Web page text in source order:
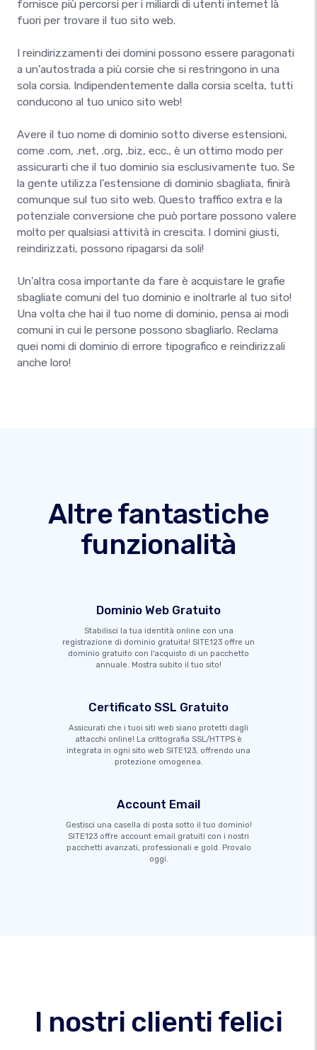
fornisce più percorsi per i miliardi di utenti internet là
fuori per trovare il tuo sito web.
I reindirizzamenti dei domini possono essere paragonati
a un'autostrada a più corsie che si restringono in una
sola corsia. Indipendentemente dalla corsia scelta, tutti
conducono al tuo unico sito web!
Avere il tuo nome di dominio sotto diverse estensioni,
come .com, .net, .org, .biz, ecc., è un ottimo modo per
assicurarti che il tuo dominio sia esclusivamente tuo. Se
la gente utilizza l'estensione di dominio sbagliata, finirà
comunque sul tuo sito web. Questo traffico extra e la
potenziale conversione che può portare possono valere
molto per qualsiasi attività in crescita. I domini giusti,
reindirizzati, possono ripagarsi da soli!
Un'altra cosa importante da fare è acquistare le grafie
sbagliate comuni del tuo dominio e inoltrarle al tuo sito!
Una volta che hai il tuo nome di dominio, pensa ai modi
comuni in cui le persone possono sbagliarlo. Reclama
quei nomi di dominio di errore tipografico e reindirizzali
anche loro!
Altre fantastiche
funzionalità
Dominio Web Gratuito
Stabilisci la tua identità online con una
registrazione di dominio gratuita! SITE123 offre un
dominio gratuito con l'acquisto di un pacchetto
annuale. Mostra subito il tuo sito!
Certificato SSL Gratuito
Assicurati che i tuoi siti web siano protetti dagli
attacchi online! La crittografia SSL/HTTPS è
integrata in ogni sito web SITE123, offrendo una
protezione omogenea.
Account Email
Gestisci una casella di posta sotto il tuo dominio!
SITE123 offre account email gratuiti con i nostri
pacchetti avanzati, professionali e gold. Provalo
oggi.
I nostri clienti felici